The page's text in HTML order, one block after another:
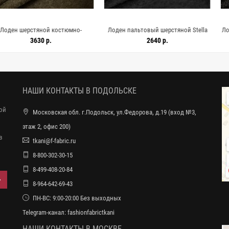
костюмно-
болотный IDT
Лоден пальтовый шерстяной Stella
McCartney Чёрный H53 STU1 29082503
Лоден
Черно-
НАШИ КОНТАКТЫ В ПОДОЛЬСКЕ
Московская обл. г.Подольск, ул.Федорова, д.19 (вход №3,
этаж 2, офис 200)
tkani@f-fabric.ru
8-800-302-30-15
8-499-408-20-84
8-964-642-69-43
ПН-ВС: 9:00-20:00 Без выходных
Telegram-канал: fashionfabrictkani